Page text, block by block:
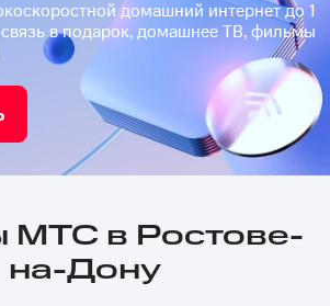
домашний интернет до 1
в подарок, домашнее ТВ, фильмы
МТС в Ростове-
на-Дону